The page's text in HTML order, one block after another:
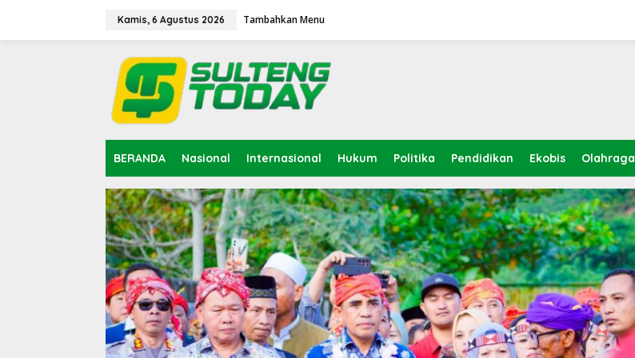
Kamis, 6 Agustus 2026 Tambahkan Menu
BERANDA Nasional Internasional Hukum Politika Pendidikan Ekobis Olahraga